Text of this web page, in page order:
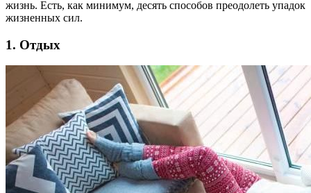
жизнь. Есть, как минимум, десять способов преодолеть упадок
жизненных сил.
1. Отдых